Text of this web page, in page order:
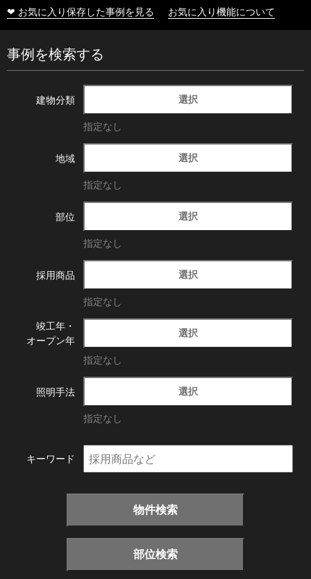
❤ お気に入り保存した事例を見る お気に入り機能について
事例を検索する
建物分類 選択
指定なし
地域 選択
指定なし
部位 選択
指定なし
採用商品 選択
指定なし
竣工年・
オープン年
選択
指定なし
照明手法 選択
指定なし
キーワード
物件検索
部位検索